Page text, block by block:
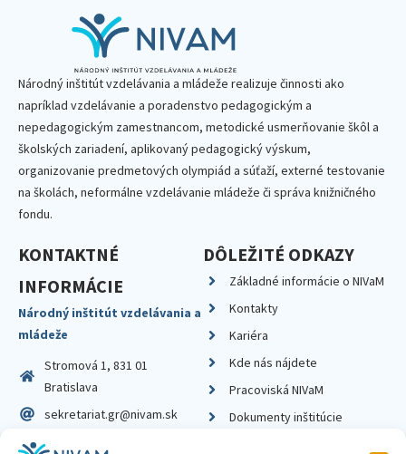
Národný inštitút vzdelávania a mládeže realizuje činnosti ako
napríklad vzdelávanie a poradenstvo pedagogickým a
nepedagogickým zamestnancom, metodické usmerňovanie škôl a
školských zariadení, aplikovaný pedagogický výskum,
organizovanie predmetových olympiád a súťaží, externé testovanie
na školách, neformálne vzdelávanie mládeže či správa knižničného
fondu.
KONTAKTNÉ
INFORMÁCIE
Národný inštitút vzdelávania a
mládeže
Stromová 1, 831 01
Bratislava
sekretariat.gr@nivam.sk
IČO: 00164348
DÔLEŽITÉ ODKAZY
Základné informácie o NIVaM
Kontakty
Kariéra
Kde nás nájdete
Pracoviská NIVaM
Dokumenty inštitúcie